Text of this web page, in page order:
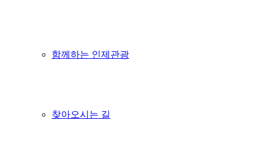
함께하는 인제관광
찾아오시는 길